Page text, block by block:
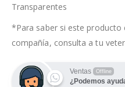
Transparentes
*Para saber si este producto
compañía, consulta a tu
Ventas Offline
¿Podemos